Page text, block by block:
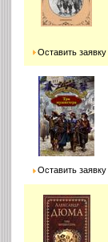
Оставить заявку
Оставить заявку